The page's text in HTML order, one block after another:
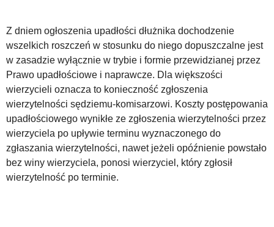
WZORY DOKUMENTÓW
FORUM PRAWNE
Z dniem ogłoszenia upadłości dłużnika dochodzenie
wszelkich roszczeń w stosunku do niego dopuszczalne jest
w zasadzie wyłącznie w trybie i formie przewidzianej przez
Prawo upadłościowe i naprawcze. Dla większości
wierzycieli oznacza to konieczność zgłoszenia
wierzytelności sędziemu-komisarzowi. Koszty postępowania
upadłościowego wynikłe ze zgłoszenia wierzytelności przez
wierzyciela po upływie terminu wyznaczonego do
zgłaszania wierzytelności, nawet jeżeli opóźnienie powstało
bez winy wierzyciela, ponosi wierzyciel, który zgłosił
wierzytelność po terminie.